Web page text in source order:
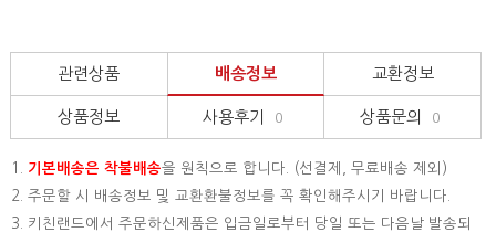
관련상품 배송정보 교환정보
상품정보 사용후기 0 상품문의 0
1. 기본배송은 착불배송을 원칙으로 합니다. (선결제, 무료배송 제외)
2. 주문할 시 배송정보 및 교환환불정보를 꼭 확인해주시기 바랍니다.
3. 키친랜드에서 주문하신제품은 입금일로부터 당일 또는 다음날 발송되